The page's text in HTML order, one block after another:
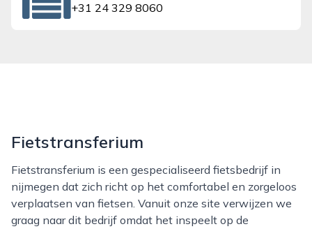
+31 24 329 8060
Fietstransferium
Fietstransferium is een gespecialiseerd fietsbedrijf in
nijmegen dat zich richt op het comfortabel en zorgeloos
verplaatsen van fietsen. Vanuit onze site verwijzen we
graag naar dit bedrijf omdat het inspeelt op de